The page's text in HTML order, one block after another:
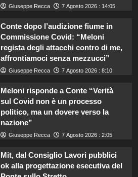
Giuseppe Recca 7 Agosto 2026 : 14:05
Conte dopo l’audizione fiume in
Commissione Covid: “Meloni
regista degli attacchi contro di me,
affrontiamoci senza mezzucci”
Giuseppe Recca 7 Agosto 2026 : 8:10
Meloni risponde a Conte “Verità
sul Covid non è un processo
politico, ma un dovere verso la
nazione”
Giuseppe Recca 7 Agosto 2026 : 2:05
Mit, dal Consiglio Lavori pubblici
ok alla progettazione esecutiva del